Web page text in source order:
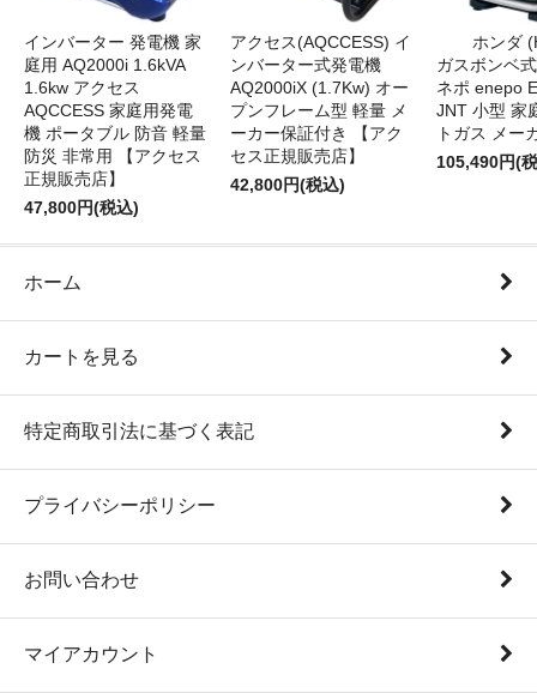
インバーター 発電機 家
庭用 AQ2000i 1.6kVA
1.6kw アクセス
AQCCESS 家庭用発電
機 ポータブル 防音 軽量
防災 非常用 【アクセス
正規販売店】
47,800円(税込)
アクセス(AQCCESS) イ
ンバーター式発電機
AQ2000iX (1.7Kw) オー
プンフレーム型 軽量 メ
ーカー保証付き 【アク
セス正規販売店】
42,800円(税込)
ホンダ
ガスボンベ
ネポ enepo
JNT 小型 家
トガス メー
105,490円(
ホーム
カートを見る
特定商取引法に基づく表記
プライバシーポリシー
お問い合わせ
マイアカウント